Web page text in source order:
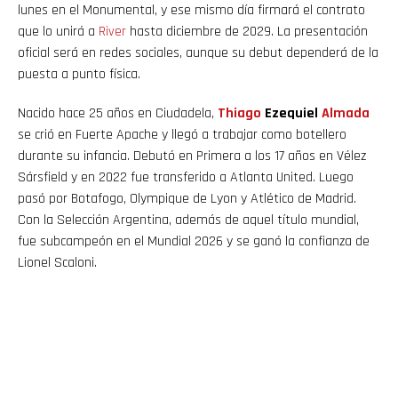
lunes en el Monumental, y ese mismo día firmará el contrato
que lo unirá a River hasta diciembre de 2029. La presentación
oficial será en redes sociales, aunque su debut dependerá de la
puesta a punto física.
Nacido hace 25 años en Ciudadela, Thiago Ezequiel Almada
se crió en Fuerte Apache y llegó a trabajar como botellero
durante su infancia. Debutó en Primera a los 17 años en Vélez
Sársfield y en 2022 fue transferido a Atlanta United. Luego
pasó por Botafogo, Olympique de Lyon y Atlético de Madrid.
Con la Selección Argentina, además de aquel título mundial,
fue subcampeón en el Mundial 2026 y se ganó la confianza de
Lionel Scaloni.